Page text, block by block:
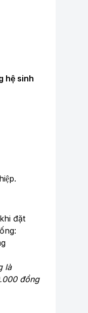
hệ sinh
đặt
là
đồng